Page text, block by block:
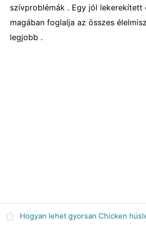
szívproblémák . Egy jól lekerekített
magában foglalja az összes
legjobb .
Hogyan lehet gyorsan Chicken